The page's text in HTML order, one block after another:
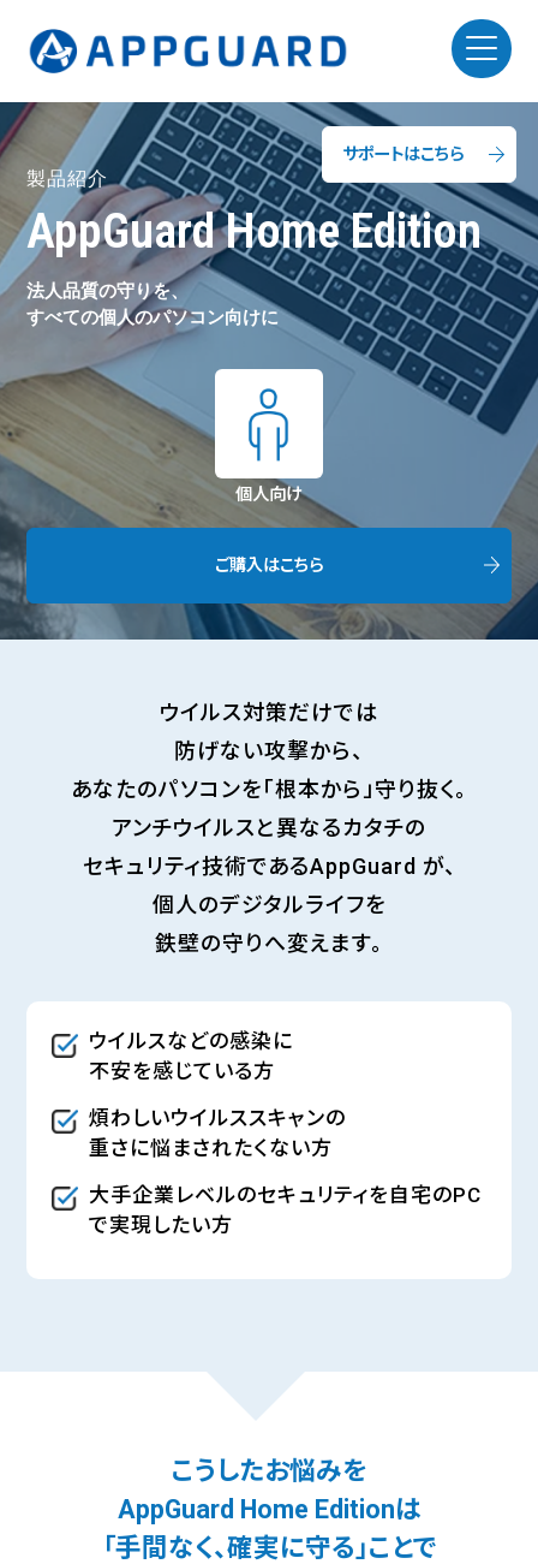
製品紹介
AppGuard Home Edition
法人品質の守りを、
すべての個人のパソコン向けに
ご購入はこちら
サポートはこちら
個人向け
ウイルス対策だけでは
防げない攻撃から、
あなたのパソコンを「根本から」守り抜く。
アンチウイルスと異なるカタチの
セキュリティ技術であるAppGuard が、
個人のデジタルライフを
鉄壁の守りへ変えます。
ウイルスなどの感染に
不安を感じている方
煩わしいウイルススキャンの
重さに悩まされたくない方
大手企業レベルのセキュリティを自宅のPC
で実現したい方
こうしたお悩みを
AppGuard Home Editionは
「手間なく、確実に守る」ことで